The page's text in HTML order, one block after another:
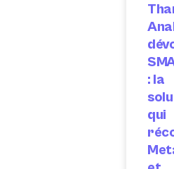
: la
qui